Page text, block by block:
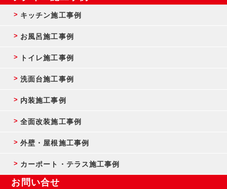
キッチン施工事例
お風呂施工事例
トイレ施工事例
洗面台施工事例
内装施工事例
全面改装施工事例
外壁・屋根施工事例
カーポート・テラス施工事例
お問い合せ